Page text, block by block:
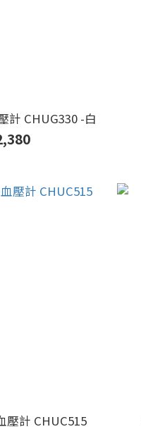
計 CHUG330 -白
壓計 CHUC515